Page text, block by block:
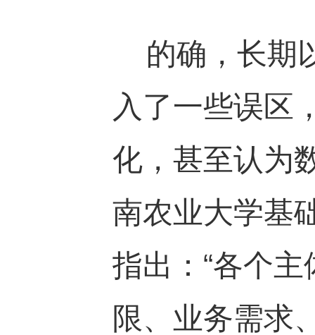
的确，长期
入了一些误区
化，甚至认为
南农业大学基
指出：“各个
限、业务需求